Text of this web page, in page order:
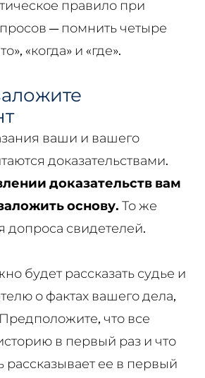
правило при
— помнить четыре
«когда» и «где».
ваши и вашего
доказательствами.
доказательств вам
основу. То же
допроса свидетелей.
будет рассказать судье и
о фактах вашего дела,
что все
в первый раз и что
рассказывает ее в первый